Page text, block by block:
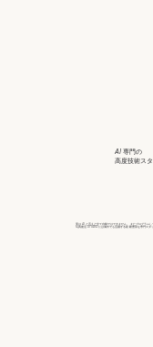
AI 専門の
高度技術ス
実は AI と言えど全て自動ではできません。 またプログラム
写真復活 STUDIO には海外でも活躍する経 験豊富な専門スタ